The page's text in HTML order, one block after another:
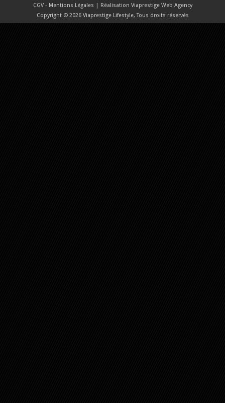
CGV - Mentions Légales | Réalisation Viaprestige Web Agency
Copyright © 2026 Viaprestige Lifestyle, Tous droits réservés